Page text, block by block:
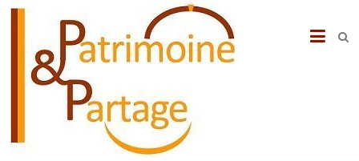
PATRIMOINE
PARTAGE